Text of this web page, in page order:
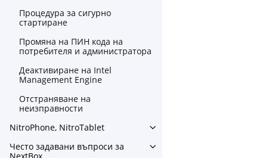
Процедура за сигурно
стартиране
Промяна на ПИН кода на
потребителя и администратора
Деактивиране на Intel
Management Engine
Отстраняване на
неизправности
NitroPhone, NitroTablet
Toggle navigation of
Често задавани въпроси за
Toggle navigation of Често